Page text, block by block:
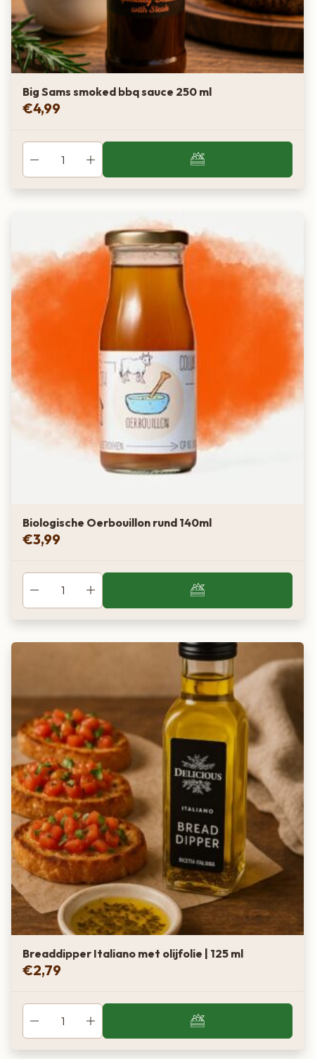
Big Sams smoked bbq sauce 250 ml
€4,99
Biologische Oerbouillon rund 140ml
€3,99
Breaddipper Italiano met olijfolie | 125 ml
€2,79